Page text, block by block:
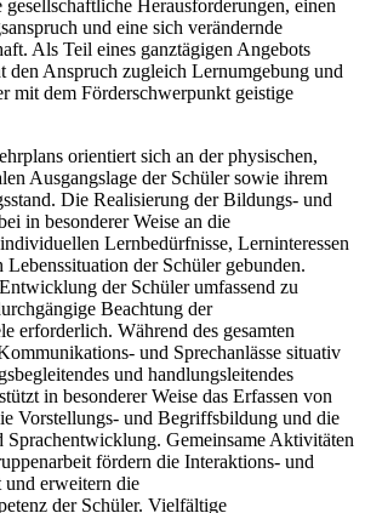
Herausforderungen, einen
und eine sich verändernde
Als Teil eines ganztägigen Angebots
Anspruch zugleich Lernumgebung und
mit dem Förderschwerpunkt geistige
orientiert sich an der physischen,
Ausgangslage der Schüler sowie ihrem
Die Realisierung der Bildungs- und
in besonderer Weise an die
Lernbedürfnisse, Lerninteressen
Lebenssituation der Schüler gebunden.
der Schüler umfassend zu
Beachtung der
erforderlich. Während des gesamten
und Sprechanlässe situativ
und handlungsleitendes
in besonderer Weise das Erfassen von
Vorstellungs- und Begriffsbildung und die
Gemeinsame Aktivitäten
fördern die Interaktions- und
erweitern die
der Schüler. Vielfältige